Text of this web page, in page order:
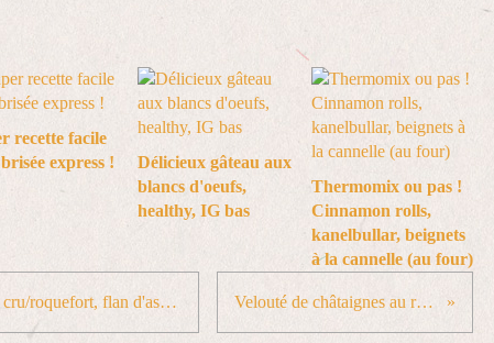
recette facile
express !
Délicieux gâteau aux
blancs d'oeufs,
healthy, IG bas
Thermomix ou pas !
Cinnamon rolls,
kanelbullar, beignets
à la cannelle (au four)
Roulade de veau jambon cru/roquefort, flan d'asperges léger Velouté de châtaignes au roquefort